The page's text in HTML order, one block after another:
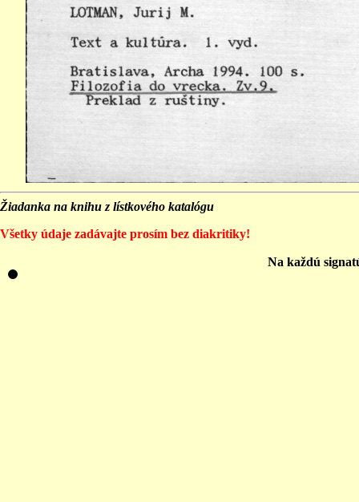
Žiadanka na knihu z lístkového katalógu
Všetky údaje zadávajte prosím bez diakritiky!
Na každú